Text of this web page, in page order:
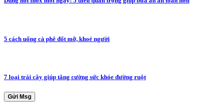
5 cách uống cà phê đốt mỡ, khoẻ người
7 loại trái cây giúp tăng cường sức khỏe đường ruột
Gửi Msg